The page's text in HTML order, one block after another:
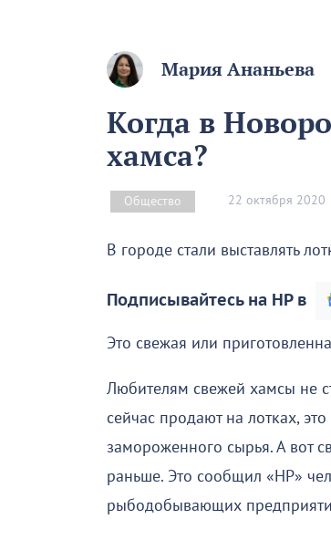
Мария Ананьева
Когда в
хамса?
Общество 22 октября 2020
В городе стали выставлять
Подписывайтесь на НР в
Это свежая или
Любителям свежей хамсы не
сейчас продают на лотках,
замороженного сырья. А вот
раньше. Это сообщил «НР»
рыбодобывающих